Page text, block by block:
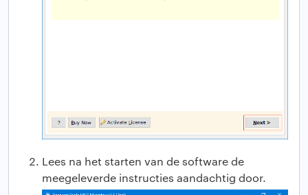
Lees na het starten van de software de
meegeleverde instructies aandachtig door.